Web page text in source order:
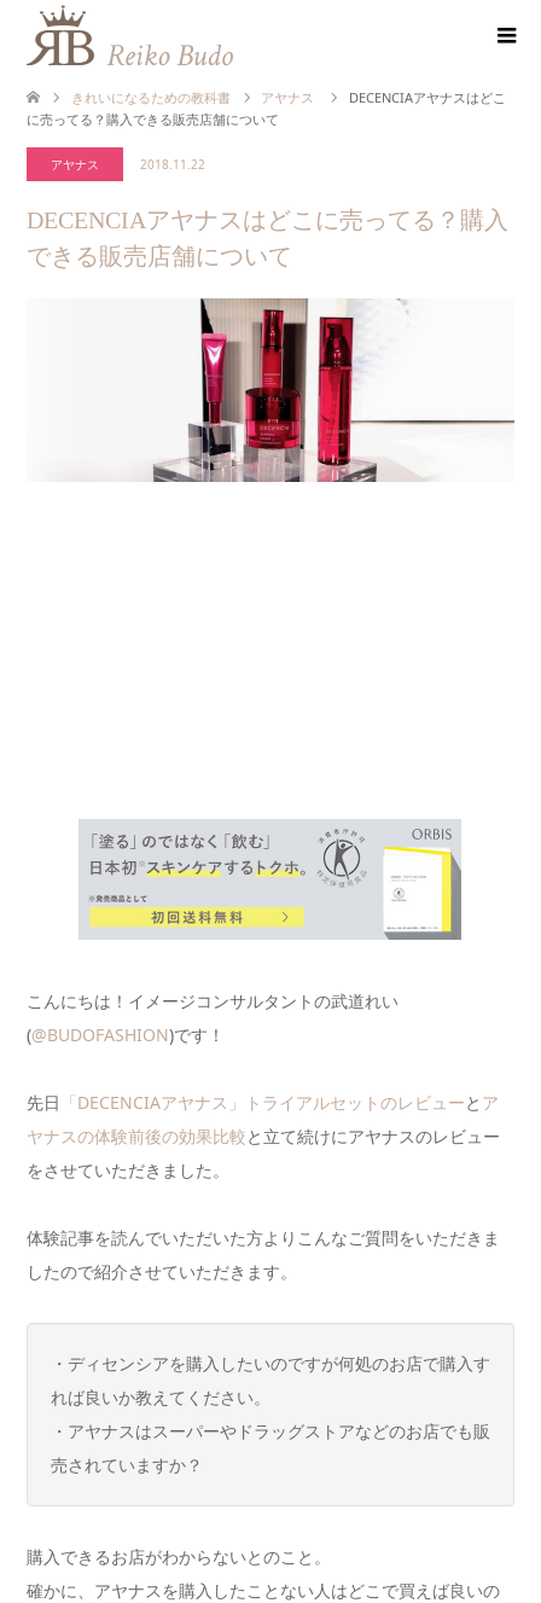
きれいになるための教科書 アヤナス
DECENCIAアヤナスはどこ
に売ってる？購入できる販売店舗について
アヤナス 2018.11.22
DECENCIAアヤナスはどこに売ってる？購入
できる販売店舗について
こんにちは！イメージコンサルタントの武道れい
(@BUDOFASHION)です！
先日 「DECENCIAアヤナス」トライアルセットのレビューと ア
ヤナスの体験前後の効果比較と立て続けにアヤナスのレビュー
をさせていただきました。
体験記事を読んでいただいた方よりこんなご質問をいただきま
したので紹介させていただきます。
・ディセンシアを購入したいのですが何処のお店で購入す
れば良いか教えてください。
・アヤナスはスーパーやドラッグストアなどのお店でも販
売されていますか？
購入できるお店がわからないとのこと。
確かに、アヤナスを購入したことない人はどこで買えば良いの